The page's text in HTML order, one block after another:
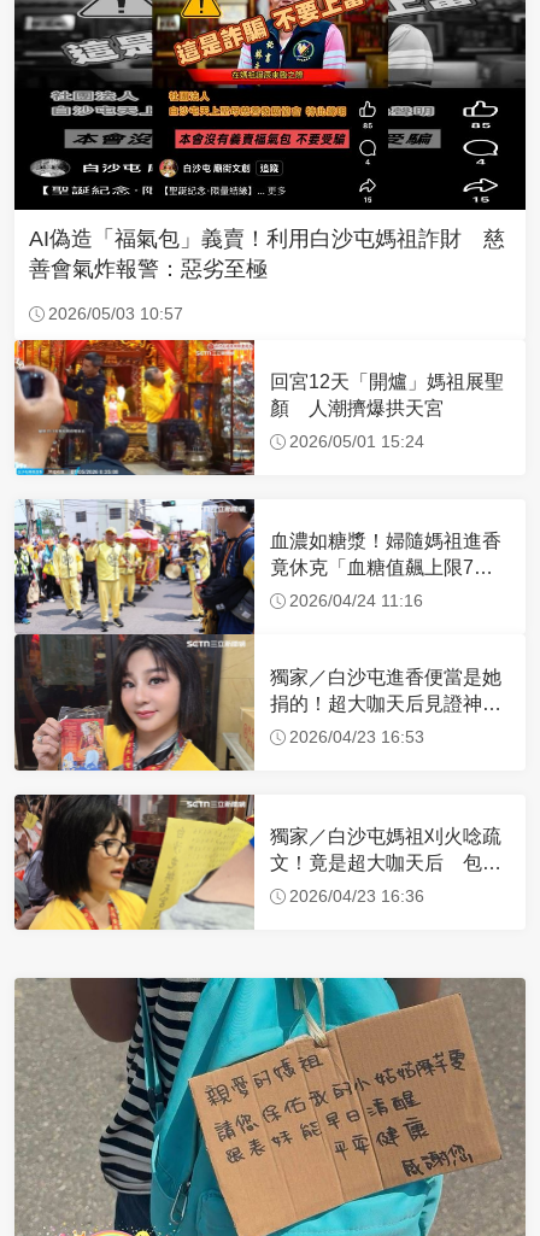
AI偽造「福氣包」義賣！利用白沙屯媽祖詐財 慈
善會氣炸報警：惡劣至極
2026/05/03 10:57
回宮12天「開爐」媽祖展聖
顏 人潮擠爆拱天宮
2026/05/01 15:24
血濃如糖漿！婦隨媽祖進香
竟休克「血糖值飆上限7
倍」 醫曝原因
2026/04/24 11:16
獨家／白沙屯進香便當是她
捐的！超大咖天后見證神
蹟 一靠近媽祖就爆哭
2026/04/23 16:53
獨家／白沙屯媽祖刈火唸疏
文！竟是超大咖天后 包尿
布忍尿5小時不喊累
2026/04/23 16:36